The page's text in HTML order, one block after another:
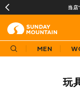
当店
MEN
玩